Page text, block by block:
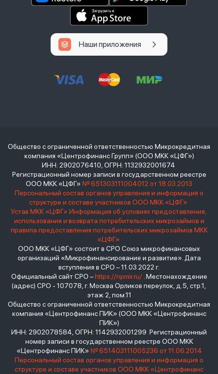
Наши приложения
Общество с ограниченной ответственностью Микрокредитная
компания «Центрофинанс Групп» (ООО МКК «ЦФГ»)
ИНН: 2902076410, ОГРН: 1132932001674
Регистрационный номер записи в государственном реестре
ООО МКК «ЦФГ» № 651303111004012 от 18.03.2013
Персональный состав органов управления и информация о
структуре и составе участников ООО МКК «ЦФГ»
Устав МКК «ЦФГ» Информация об условиях предоставления,
использования и возврата потребительских микрозаймов и
правила предоставления потребительских микрозаймов МКК
«ЦФГ»
ООО МКК «ЦФГ» состоит в СРО Союз микрофинансовых
организаций «Микрофинансирование и развитие». Дата
вступления в СРО – 11.03.2022 г.
Официальный сайт СРО –https://npmir.ru/. Местонахождение
(адрес) СРО - 107078, г. Москва Орликов переулок, д.5, стр.1,
этаж 2, пом.11
Общество с ограниченной ответственностью Микрокредитная
компания «Центрофинанс ПИК» (ООО МКК «Центрофинанс
ПИК»)
ИНН: 2902078584, ОГРН: 1142932001299 Регистрационный
номер записи в государственном реестре ООО МКК
«Центрофинанс ПИК» № 651403111005236 от 11.06.2014
Персональный состав органов управления и информация о
структуре и составе участников ООО МКК «Центрофинанс